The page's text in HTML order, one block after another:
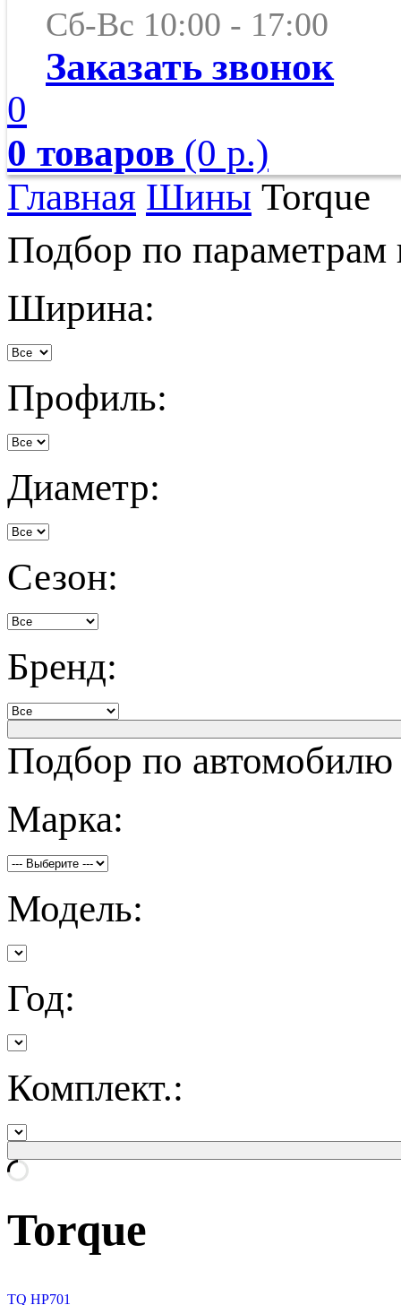
Сб-Вс 10:00 - 17:00
Заказать звонок
0
0 товаров (0 р.)
Главная Шины Torque
Подбор по
Ширина:
Профиль:
Диаметр:
Сезон:
Бренд:
Подбор по автомобилю
Марка:
Модель:
Год:
Комплект.:
Torque
TQ HP701